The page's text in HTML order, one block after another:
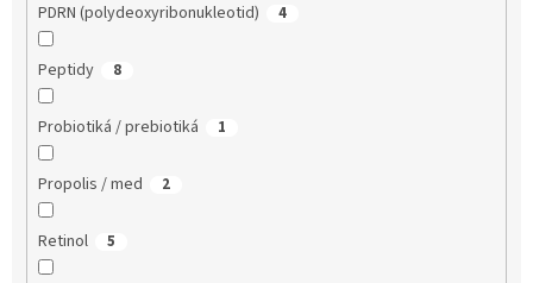
PDRN (polydeoxyribonukleotid) 4
Peptidy 8
Probiotiká / prebiotiká 1
Propolis / med 2
Retinol 5